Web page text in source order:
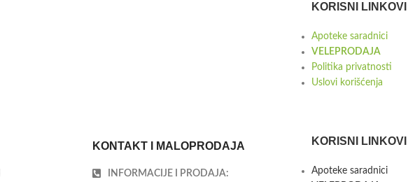
KORISNI LINKOVI
Apoteke saradnici
VELEPRODAJA
Politika privatnosti
Uslovi korišćenja
KONTAKT I MALOPRODAJA
INFORMACIJE I PRODAJA:
KORISNI LINKOVI
Apoteke saradnici